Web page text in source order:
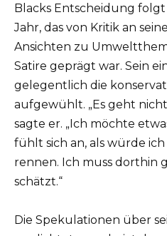
Blacks Entscheidung
Jahr, das von Kritik an
Ansichten zu
Satire geprägt war. Sein
gelegentlich die
aufgewühlt. „Es geht
sagte er. „Ich möchte
fühlt sich an, als würde
rennen. Ich muss dorthin
schätzt.“
Die Spekulationen über